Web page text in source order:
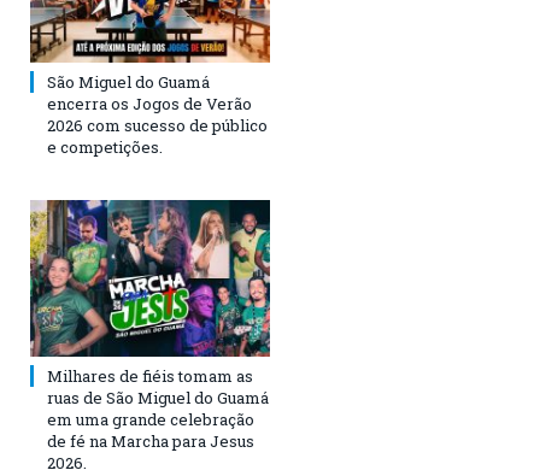
São Miguel do Guamá
encerra os Jogos de Verão
2026 com sucesso de público
e competições.
Milhares de fiéis tomam as
ruas de São Miguel do Guamá
em uma grande celebração
de fé na Marcha para Jesus
2026.